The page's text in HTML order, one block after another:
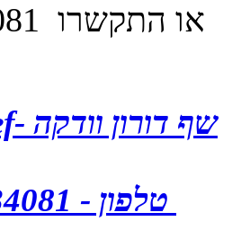
Monchef- שף דורון וודקה